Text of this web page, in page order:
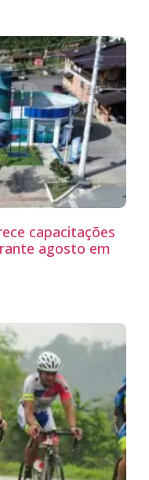
capacitações
agosto em